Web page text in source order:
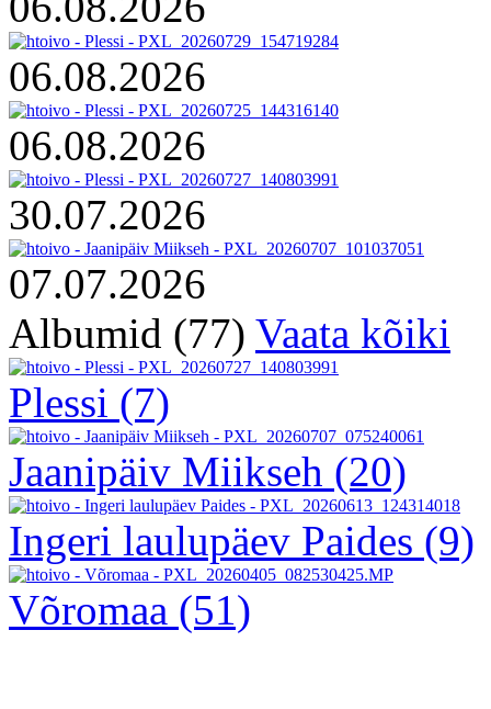
06.08.2026
06.08.2026
30.07.2026
07.07.2026
Albumid (77) Vaata kõiki
Plessi (7)
Jaanipäiv Miikseh (20)
Ingeri laulupäev Paides (9)
Võromaa (51)